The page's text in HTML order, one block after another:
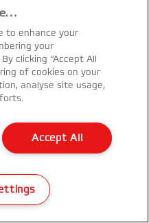
GBC WireBind,
to enhance your
your
clicking “Accept All
of cookies on your
analyse site usage,
Accept All